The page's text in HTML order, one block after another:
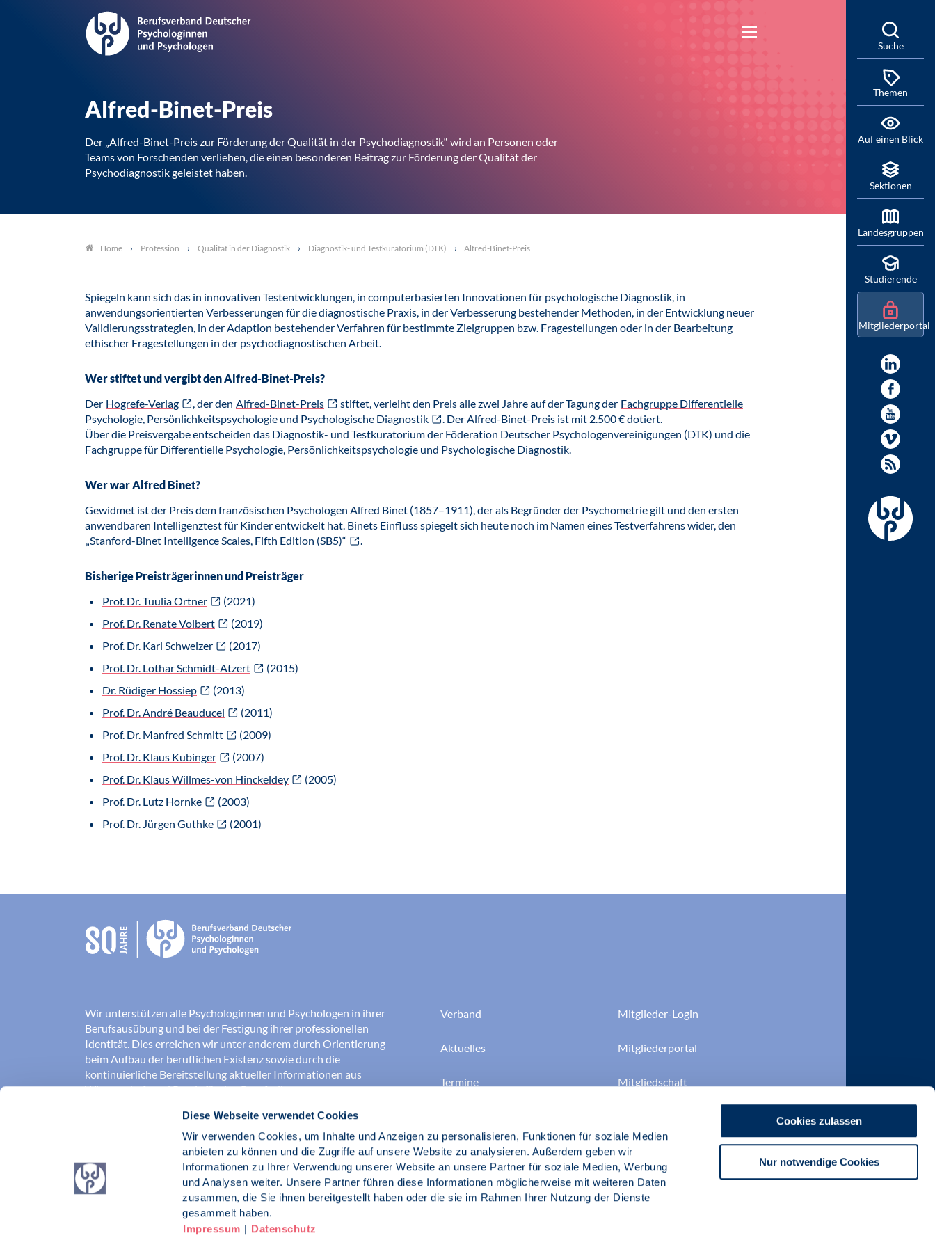
Diese Webseite verwendet Cookies
Wir verwenden Cookies, um Inhalte und Anzeigen zu personalisieren, Funktionen für soziale Medien
anbieten zu können und die Zugriffe auf unsere Website zu analysieren. Außerdem geben wir
Informationen zu Ihrer Verwendung unserer Website an unsere Partner für soziale Medien, Werbung
und Analysen weiter. Unsere Partner führen diese Informationen möglicherweise mit weiteren Daten
zusammen, die Sie ihnen bereitgestellt haben oder die sie im Rahmen Ihrer Nutzung der Dienste
gesammelt haben.
Impressum | Datenschutz
Cookies zulassen
Nur notwendige Cookies
Alfred-Binet-Preis
Der „Alfred-Binet-Preis zur Förderung der Qualität in der Psychodiagnostik“ wird an Personen oder
Teams von Forschenden verliehen, die einen besonderen Beitrag zur Förderung der Qualität der
Psychodiagnostik geleistet haben.
Home Profession Qualität in der Diagnostik Diagnostik- und Testkuratorium (DTK) Alfred-Binet-Preis
Spiegeln kann sich das in innovativen Testentwicklungen, in computerbasierten Innovationen für psychologische Diagnostik, in
anwendungsorientierten Verbesserungen für die diagnostische Praxis, in der Verbesserung bestehender Methoden, in der Entwicklung neuer
Validierungsstrategien, in der Adaption bestehender Verfahren für bestimmte Zielgruppen bzw. Fragestellungen oder in der Bearbeitung
ethischer Fragestellungen in der psychodiagnostischen Arbeit.
Wer stiftet und vergibt den Alfred-Binet-Preis?
Der Hogrefe-Verlag , der den Alfred-Binet-Preis stiftet, verleiht den Preis alle zwei Jahre auf der Tagung der Fachgruppe Differentielle
Psychologie, Persönlichkeitspsychologie und Psychologische Diagnostik
. Der Alfred-Binet-Preis ist mit 2.500 € dotiert.
Über die Preisvergabe entscheiden das Diagnostik- und Testkuratorium der Föderation Deutscher Psychologenvereinigungen (DTK) und die
Fachgruppe für Differentielle Psychologie, Persönlichkeitspsychologie und Psychologische Diagnostik.
Wer war Alfred Binet?
Gewidmet ist der Preis dem französischen Psychologen Alfred Binet (1857–1911), der als Begründer der Psychometrie gilt und den ersten
anwendbaren Intelligenztest für Kinder entwickelt hat. Binets Einfluss spiegelt sich heute noch im Namen eines Testverfahrens wider, den
„Stanford-Binet Intelligence Scales, Fifth Edition (SB5)“
.
Bisherige Preisträgerinnen und Preisträger
Prof. Dr. Tuulia Ortner
(2021)
Prof. Dr. Renate Volbert
(2019)
Prof. Dr. Karl Schweizer
(2017)
Prof. Dr. Lothar Schmidt-Atzert
(2015)
Dr. Rüdiger Hossiep
(2013)
Prof. Dr. André Beauducel
(2011)
Prof. Dr. Manfred Schmitt
(2009)
Prof. Dr. Klaus Kubinger
(2007)
Prof. Dr. Klaus Willmes-von Hinckeldey
(2005)
Prof. Dr. Lutz Hornke
(2003)
Prof. Dr. Jürgen Guthke
(2001)
Wir unterstützen alle Psychologinnen und Psychologen in ihrer
Berufsausübung und bei der Festigung ihrer professionellen
Identität. Dies erreichen wir unter anderem durch Orientierung
beim Aufbau der beruflichen Existenz sowie durch die
kontinuierliche Bereitstellung aktueller Informationen aus
Wissenschaft und Praxis für den Berufsalltag.
Wir erschließen und sichern Berufsfelder und sorgen dafür, dass
Erkenntnisse der Psychologie kompetent und verantwortungsvoll
umgesetzt werden. Darüber hinaus stärken wir das Ansehen aller
Psychologinnen und Psychologen in der Öffentlichkeit und
vertreten eigene berufspolitische Positionen in der Gesellschaft.
Berufsverband Deutscher Psychologinnen und Psychologen
Verband
Aktuelles
Termine
Berufsethik
Fach- und Berufspolitik
Mitglieder-Login
Mitgliederportal
Mitgliedschaft
BDP Zertifizierungen
Suche
Themen
Auf einen Blick
Sektionen
Landesgruppen
Studierende
Mitgliederportal